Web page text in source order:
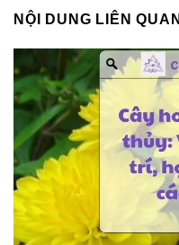
NỘI DUNG LIÊN QUAN